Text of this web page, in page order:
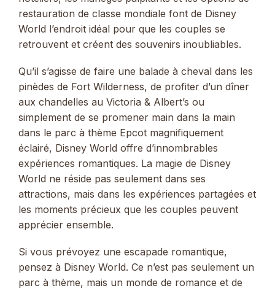
restauration de classe mondiale font de Disney
World l’endroit idéal pour que les couples se
retrouvent et créent des souvenirs inoubliables.
Qu’il s’agisse de faire une balade à cheval dans les
pinèdes de Fort Wilderness, de profiter d’un dîner
aux chandelles au Victoria & Albert’s ou
simplement de se promener main dans la main
dans le parc à thème Epcot magnifiquement
éclairé, Disney World offre d’innombrables
expériences romantiques. La magie de Disney
World ne réside pas seulement dans ses
attractions, mais dans les expériences partagées et
les moments précieux que les couples peuvent
apprécier ensemble.
Si vous prévoyez une escapade romantique,
pensez à Disney World. Ce n’est pas seulement un
parc à thème, mais un monde de romance et de